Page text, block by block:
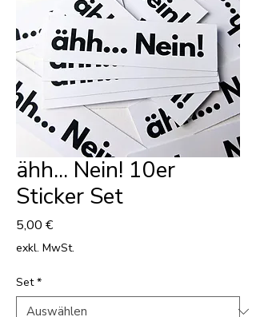
ähh... Nein! 10er
Sticker Set
5,00 €Preis
exkl. MwSt.
Set *